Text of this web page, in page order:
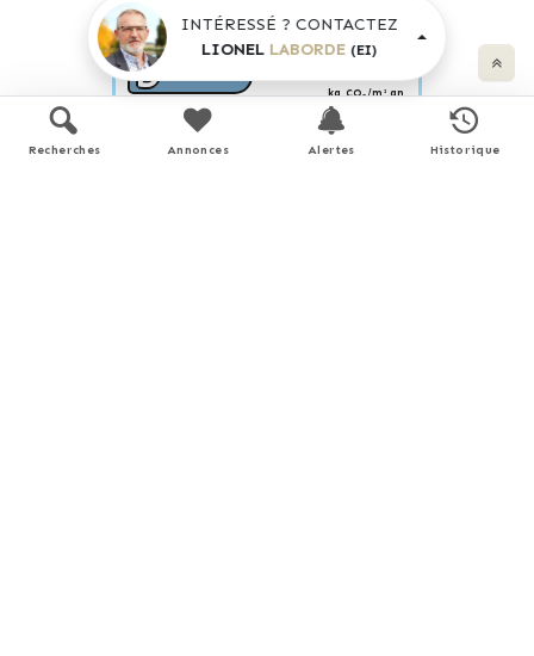
B
C
D kg CO2/m².an
INTÉRESSÉ ? CONTACTEZ
LIONEL LABORDE (EI)
Recherches Annonces Alertes Historique